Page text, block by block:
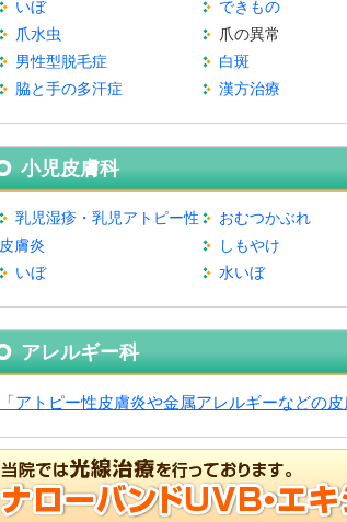
いぼ
できもの
爪水虫
爪の異常
男性型脱毛症
白斑
脇と手の多汗症
漢方治療
小児皮膚科
乳児湿疹・乳児アトピー性
皮膚炎
おむつかぶれ
しもやけ
いぼ
水いぼ
アレルギー科
「アトピー性皮膚炎や金属アレルギーなどの皮